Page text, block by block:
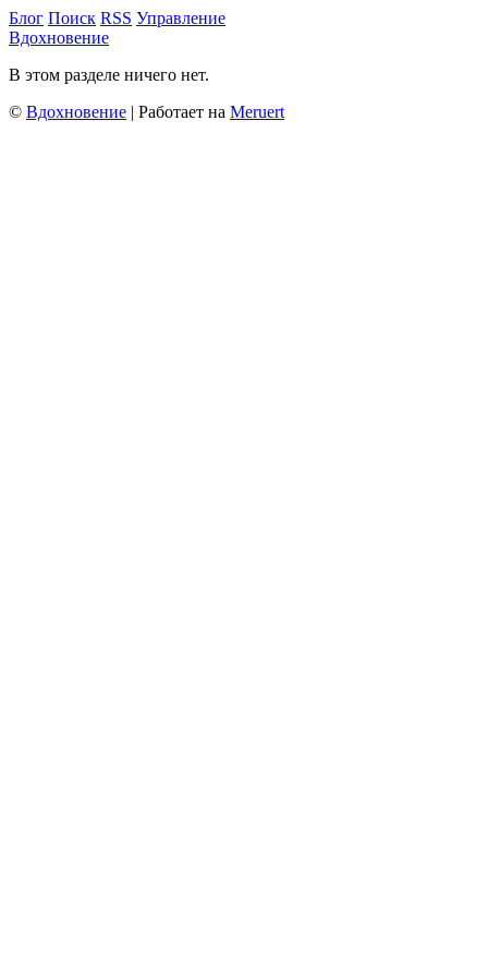
Блог Поиск RSS Управление
Вдохновение
В этом разделе ничего нет.
© Вдохновение | Работает на Meruert